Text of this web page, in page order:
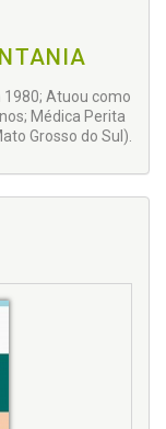
Atuou como
Médica Perita
Grosso do Sul).